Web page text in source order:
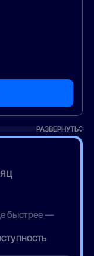
РАЗВЕРНУТЬ
быстрее —